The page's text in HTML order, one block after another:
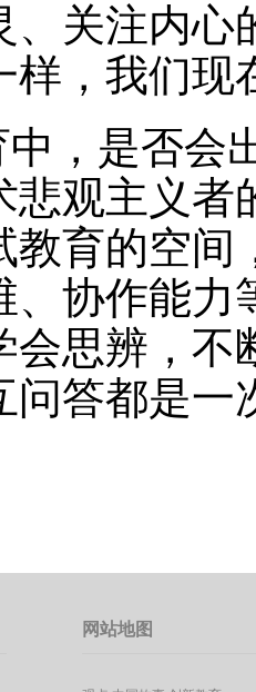
、关注内
样，我们现
，是否会
悲观主义者
教育的空
协作能力
思辨，不
问答都是